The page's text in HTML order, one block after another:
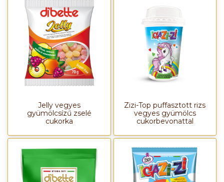
Jelly vegyes
gyümölcsízű zselé
cukorka
Zizi-Top puffasztott rizs
vegyes gyümölcs
cukorbevonattal